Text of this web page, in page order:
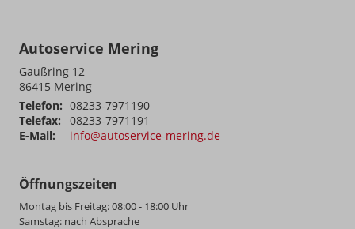
Autoservice Mering
Gaußring 12
86415 Mering
Telefon: 08233-7971190
Telefax:
08233-7971191
E-Mail:
info@autoservice-mering.de
Öffnungszeiten
Montag bis Freitag: 08:00 - 18:00 Uhr
Samstag: nach Absprache